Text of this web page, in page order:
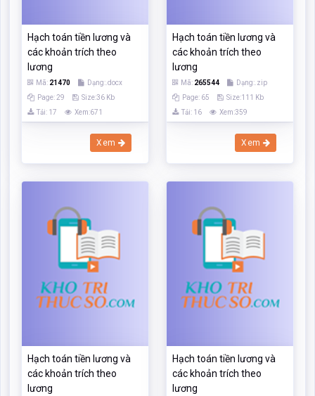
Hạch toán tiền lương và
các khoản trích theo
Mã:278701
Dạng:.zip
Page: 53
Size:64 Kb
Hạch toán tiền lương và
các khoản trích theo
Mã:1512566
Dạng:.doc
Page: 56
Size:277 Kb
Xem thêm tài liệu gần giống